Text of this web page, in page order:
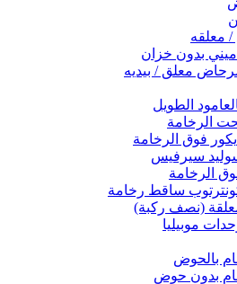
معلقه
بدون خزان
معلق / بيديه
الطويل
الرخامة
فوق الرخامة
سيرفيس
الرخامة
ساقط رخامة
(نصف ركبة)
موبيليا
بالحوض
بدون حوض